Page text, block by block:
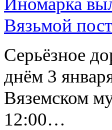
Вязьмой
Серьёзное
днём 3
Вяземском
12:00…